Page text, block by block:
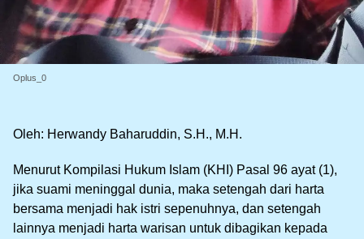
Oplus_0
Oleh: Herwandy Baharuddin, S.H., M.H.
Menurut Kompilasi Hukum Islam (KHI) Pasal 96 ayat (1),
jika suami meninggal dunia, maka setengah dari harta
bersama menjadi hak istri sepenuhnya, dan setengah
lainnya menjadi harta warisan untuk dibagikan kepada